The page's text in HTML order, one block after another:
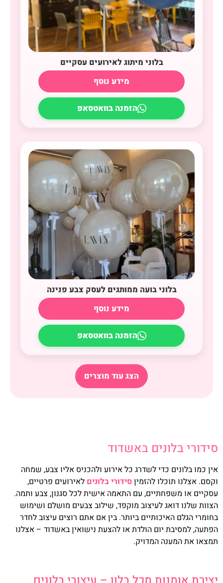
בלוני מיתוג לאירועים עסקיים
מידע נוסף
הזמנה בוואטסאפ
בלוני בועה ממותגים לעסק צבע פנינה
מידע נוסף
הזמנה בוואטסאפ
הצג עוד מוצרים
סידורי בלונים באשדוד
אין כמו בלונים כדי לשדרג כל אירוע ולהכניס אליו צבע, שמחה
וקסם. אצלנו תוכלו להזמיןסידורי בלונים לאירועים פרטיים,
עסקיים או משפחתיים, עם התאמה אישית לכל סגנון, צבע ותמה.
הצוות שלנו דואג לעיצוב מוקפד, שילוב צבעים מושלם ושימוש
בחומרי הגלם האיכותיים ביותר. בין אם אתם רוצים עיצוב לחדר
הפתעה, למסיבת יום הולדת או להצעת נישואין באשדוד – אצלנו
תמצאו את המענה המדויק.